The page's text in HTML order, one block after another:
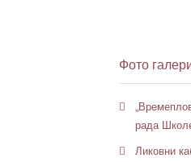
Фото
рада
Ликовни